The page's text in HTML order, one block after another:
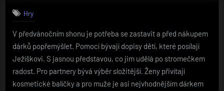
Hry
V předvánočním shonu je potřeba se zastavit a před nákupem
dárků popřemýšlet. Pomocí bývají dopisy dětí, které posílají
Ježíškovi. S jasnou představou, co jim udělá po stromečkem
radost. Pro partnery bývá výběr složitější. Ženy přivítají
kosmetické balíčky a pro muže je asi nejvhodnějším dárkem